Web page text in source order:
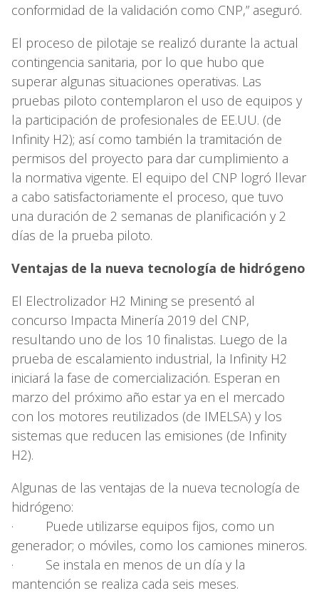
conformidad de la validación como CNP,” aseguró.
El proceso de pilotaje se realizó durante la actual
contingencia sanitaria, por lo que hubo que
superar algunas situaciones operativas. Las
pruebas piloto contemplaron el uso de equipos y
la participación de profesionales de EE.UU. (de
Infinity H2); así como también la tramitación de
permisos del proyecto para dar cumplimiento a
la normativa vigente. El equipo del CNP logró llevar
a cabo satisfactoriamente el proceso, que tuvo
una duración de 2 semanas de planificación y 2
días de la prueba piloto.
Ventajas de la nueva tecnología de hidrógeno
El Electrolizador H2 Mining se presentó al
concurso Impacta Minería 2019 del CNP,
resultando uno de los 10 finalistas. Luego de la
prueba de escalamiento industrial, la Infinity H2
iniciará la fase de comercialización. Esperan en
marzo del próximo año estar ya en el mercado
con los motores reutilizados (de IMELSA) y los
sistemas que reducen las emisiones (de Infinity
H2).
Algunas de las ventajas de la nueva tecnología de
hidrógeno:
· Puede utilizarse equipos fijos, como un
generador; o móviles, como los camiones mineros.
· Se instala en menos de un día y la
mantención se realiza cada seis meses.